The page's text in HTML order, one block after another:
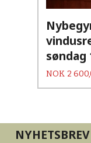
søndag
Pris
NOK 2
NYHETSBREV